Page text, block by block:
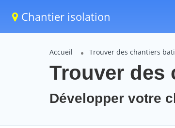
Chantier isolation
Accueil Trouver des chantiers
Trouver des
Développer votre